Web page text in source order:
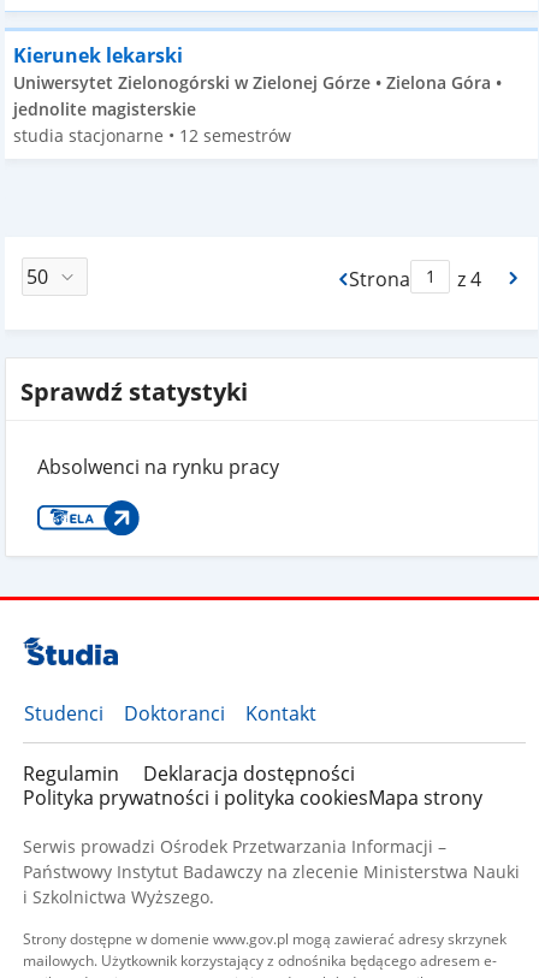
Kierunek lekarski
Uniwersytet Zielonogórski w Zielonej Górze • Zielona Góra •
jednolite magisterskie
studia stacjonarne • 12 semestrów
Strona
Max Stronaz 4
Sprawdź statystyki
Absolwenci na rynku pracy
Studenci Doktoranci Kontakt
Regulamin
Deklaracja dostępności
Polityka prywatności i polityka cookiesMapa strony
Serwis prowadzi Ośrodek Przetwarzania Informacji –
Państwowy Instytut Badawczy na zlecenie Ministerstwa Nauki
i Szkolnictwa Wyższego.
Strony dostępne w domenie www.gov.pl mogą zawierać adresy skrzynek
mailowych. Użytkownik korzystający z odnośnika będącego adresem e-